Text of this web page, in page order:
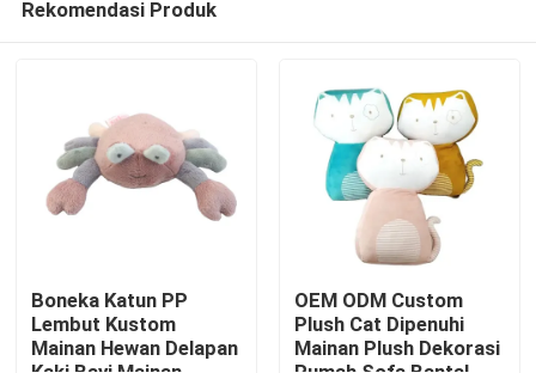
Rumah
Rekomendasi Produk
Boneka Katun PP
Lembut Kustom
Mainan Hewan Delapan
OEM ODM Custom
Plush Cat Dipenuhi
Mainan Plush Dekorasi